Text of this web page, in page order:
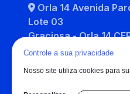
Orla 14 Avenida
Lote 03
Graciosa - Orla 14
Palmas - TO
Controle a sua privacidade
Nosso site utiliza cookies para